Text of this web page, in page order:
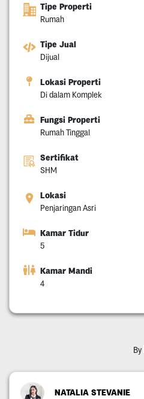
Tipe Properti
Rumah
Tipe Jual
Dijual
Lokasi Properti
Di dalam Komplek
Fungsi Properti
Rumah Tinggal
Sertifikat
SHM
Lokasi
Penjaringan Asri
Kamar Tidur
5
Kamar Mandi
4
By
NATALIA STEVANIE